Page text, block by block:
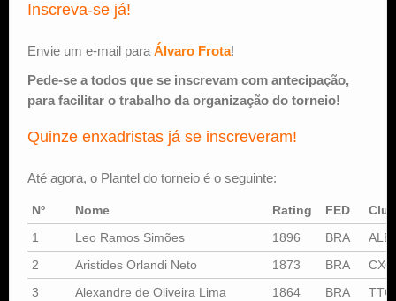
Inscreva-se já!
Envie um e-mail para Álvaro Frota!
Pede-se a todos que se inscrevam com antecipação,
para facilitar o trabalho da organização do torneio!
Quinze enxadristas já se inscreveram!
Até agora, o Plantel do torneio é o seguinte:
Nº Nome Rating FED
1
Leo Ramos Simões 1896 BRA
2
Aristides Orlandi Neto 1873 BRA
CXG
3
Alexandre de Oliveira Lima 1864 BRA
TTC